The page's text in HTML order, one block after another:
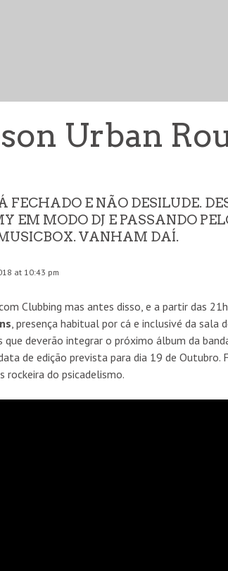
Urban
FECHADO E NÃO DESILUDE.
EM MODO DJ E PASSANDO
VANHAM DAÍ.
at 10:43 pm
Clubbing mas antes disso, e a partir das
, presença habitual por cá e inclusivé da sala
deverão integrar o próximo álbum da
de edição prevista para dia 19 de Outubro.
do psicadelismo.